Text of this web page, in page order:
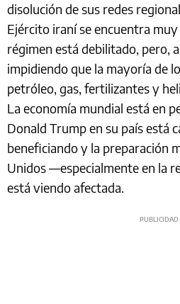
disolución de sus redes
Ejército iraní se encuentra
régimen está debilitado, pero,
impidiendo que la mayoría de
petróleo, gas, fertilizantes y
La economía mundial está en
Donald Trump en su país está
beneficiando y la preparación
Unidos —especialmente en la
está viendo afectada.